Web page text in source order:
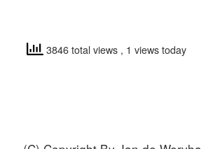
3846 total views , 1 views today